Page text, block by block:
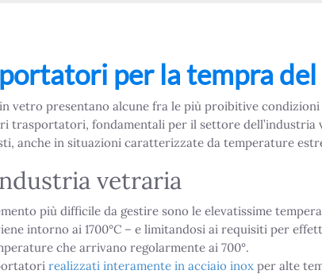
per la tempra
vetro presentano alcune fra le più proibitive
trasportatori, fondamentali per il settore
anche in situazioni caratterizzate da temperature
vetraria
più difficile da gestire sono le elevatissime
intorno ai 1700°C – e limitandosi ai requisiti per
che arrivano regolarmente ai 700°.
realizzati interamente in acciaio inox per alte